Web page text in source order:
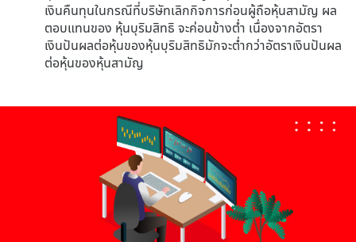
เงินคืนทุนในกรณีที่บริษัทเลิกกิจการก่อนผู้ถือหุ้นสามัญ ผล
ตอบแทนของ หุ้นบุริมสิทธิ จะค่อนข้างต่ำ เนื่องจากอัตรา
เงินปันผลต่อหุ้นของหุ้นบุริมสิทธิมักจะต่ำกว่าอัตราเงินปันผล
ต่อหุ้นของหุ้นสามัญ